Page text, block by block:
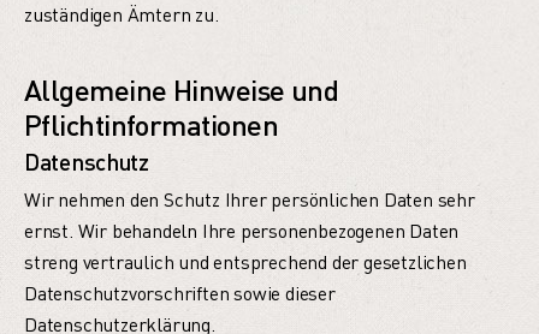
zuständigen Ämtern zu.
Allgemeine Hinweise und
Pflichtinformationen
Datenschutz
Wir nehmen den Schutz Ihrer persönlichen Daten sehr
ernst. Wir behandeln Ihre personenbezogenen Daten
streng vertraulich und entsprechend der gesetzlichen
Datenschutzvorschriften sowie dieser
Datenschutzerklärung.